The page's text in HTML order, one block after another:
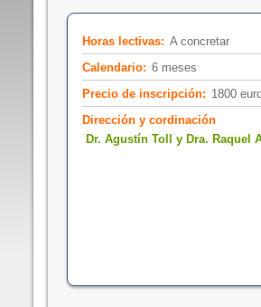
Horas lectivas: A concretar
Calendario: 6 meses
Precio de inscripción: 1800
Dirección y cordinación
Dr. Agustín Toll y Dra. Raquel